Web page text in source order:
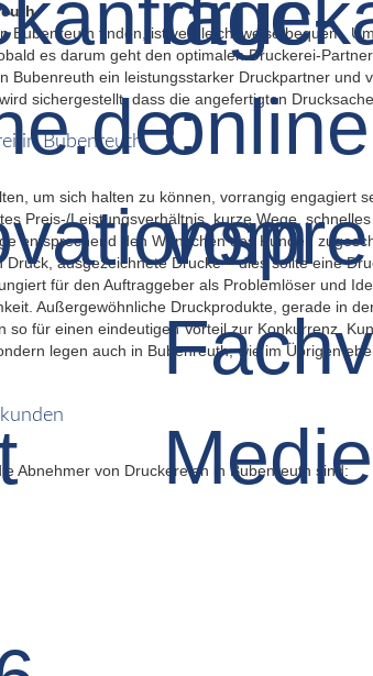
Bubenreuth finden, ist vergleichsweise bequem.
es darum geht den optimalen Druckerei-
Bubenreuth ein leistungsstarker Druckpartner
sichergestellt, dass die angefertigten
in Bubenreuth
um sich halten zu können, vorrangig engagiert
Preis-/Leistungsverhältnis, kurze Wege,
entsprechend den Wünschen des Kunden
ausgezeichnete Drucke – dies sollte eine
für den Auftraggeber als Problemlöser und
Außergewöhnliche Druckprodukte, gerade in
so für einen eindeutigen Vorteil zur Konkurrenz.
legen auch in Bubenreuth, wie im Übrigen
Abnehmer von Druckereien in Bubenreuth sind: